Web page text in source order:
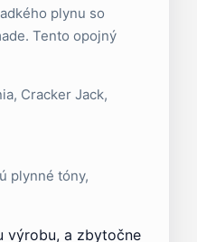
plynu so
Tento opojný
Cracker Jack,
plynné tóny,
výrobu, a zbytočne